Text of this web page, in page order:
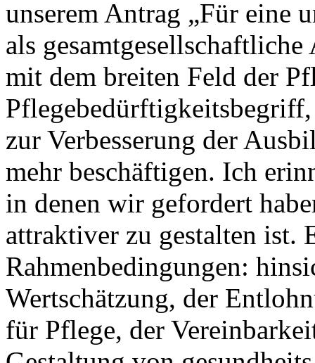
unserem Antrag „Für eine
als
mit dem breiten Feld der
zur Verbesserung der
mehr beschäftigen. Ich
in denen wir gefordert
attraktiver zu gestalten ist.
Rahmenbedingungen:
Wertschätzung, der
für Pflege, der